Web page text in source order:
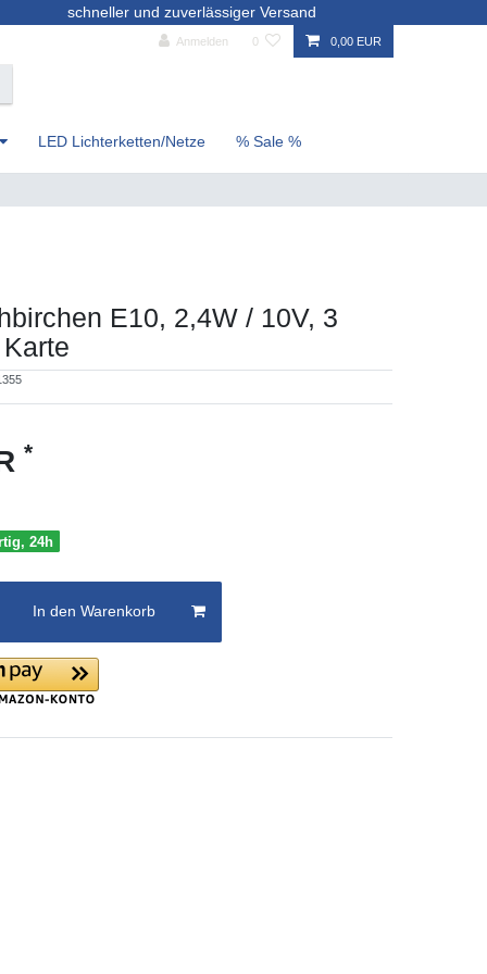
schneller und zuverlässiger Versand
Anmelden 0 0,00 EUR
LED Lichterketten/Netze % Sale %
E10, 2,4W / 10V, 3
*
24h
In den Warenkorb